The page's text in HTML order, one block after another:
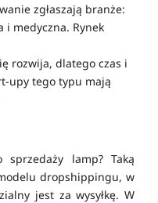
zgłaszają branże:
i medyczna. Rynek
rozwija, dlatego czas i
upy tego typu mają
lamp? Taką
dropshippingu, w
jest za wysyłkę. W